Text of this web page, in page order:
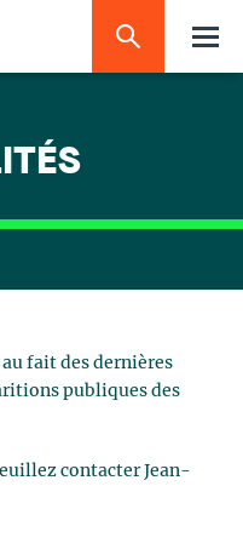
fait des dernières
publiques des
contacter Jean-